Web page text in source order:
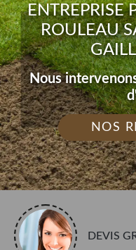
ENTREPRISE
ROULEAU
Nous
NOS
DEVIS